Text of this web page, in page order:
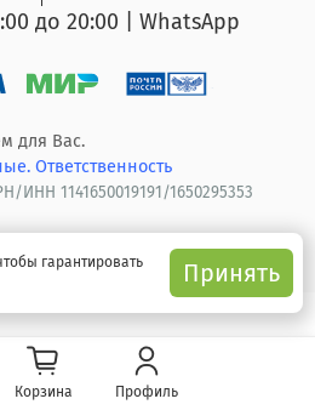
до 20:00 | WhatsApp
для Вас.
Ответственность
ИНН 1141650019191/1650295353
Корзина Профиль
гарантировать
Принять